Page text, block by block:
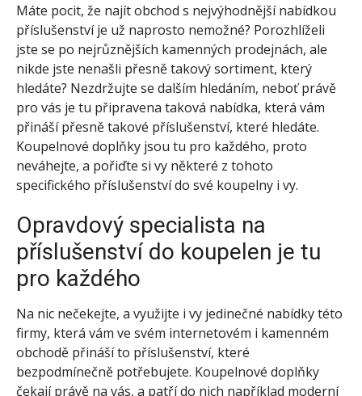
Máte pocit, že najít obchod s nejvýhodnější nabídkou
příslušenství je už naprosto nemožné? Porozhlíželi
jste se po nejrůznějších kamenných prodejnách, ale
nikde jste nenašli přesně takový sortiment, který
hledáte? Nezdržujte se dalším hledáním, neboť právě
pro vás je tu připravena taková nabídka, která vám
přináší přesně takové příslušenství, které hledáte.
Koupelnové doplňky jsou tu pro každého, proto
neváhejte, a pořiďte si vy některé z tohoto
specifického příslušenství do své koupelny i vy.
Opravdový specialista na
příslušenství do koupelen je tu
pro každého
Na nic nečekejte, a využijte i vy jedinečné nabídky této
firmy, která vám ve svém internetovém i kamenném
obchodě přináší to příslušenství, které
bezpodmínečně potřebujete. Koupelnové doplňky
čekají právě na vás, a patří do nich například moderní